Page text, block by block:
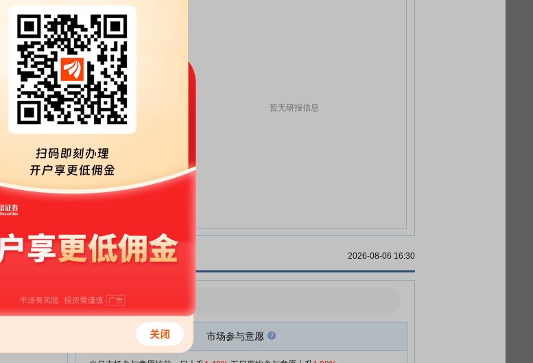
所关于公司2026年第一次临时股
东会的法律意见
光库科技:2026年第一次临时股东
会的决议公告
光库科技:关于召开2026年第一次
临时股东会的通知
光库科技:第四届董事会第二十五
次会议决议公告
光库科技:关于使用部分暂时闲置
募集资金进行现金管理的进展公告
光库科技:2026年半年度业绩预告
光库科技:关于使用部分暂时闲置
募集资金进行现金管理的进展公告
者估值报告(申报稿)(珠海光库科技
股份有限公司)
2-1重大资产重组报告书(申报稿)
(珠海光库科技股份有限公司)
暂无研报信息
2026-08-06 16:30
今日用户关注度有所下降，参与意愿有所增强
市场参与意愿